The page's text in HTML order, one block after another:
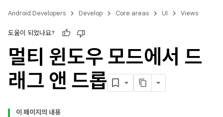
Android Developers Develop Core areas UI Views
도움이 되었나요?
멀티 윈도우 모드에서 드
래그 앤 드롭
이 페이지의 내용